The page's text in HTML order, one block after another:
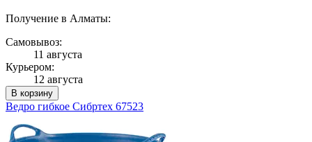
Получение в Алматы:
Самовывоз:
11 августа
Курьером:
12 августа
В корзину
Ведро гибкое Сибртех 67523